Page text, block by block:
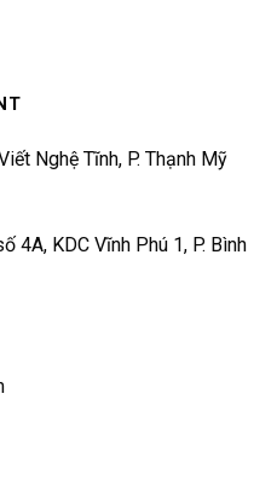
Nghệ Tĩnh, P. Thạnh Mỹ
4A, KDC Vĩnh Phú 1, P. Bình